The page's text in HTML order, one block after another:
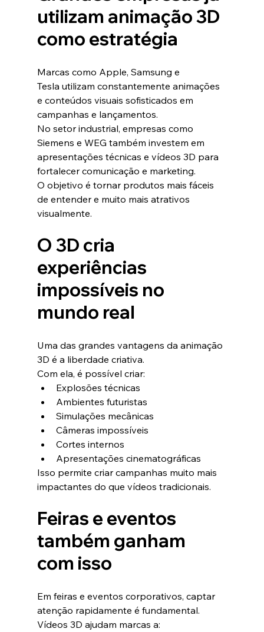
utilizam animação 3D
como estratégia
Marcas como Apple, Samsung e
Tesla utilizam constantemente animações
e conteúdos visuais sofisticados em
campanhas e lançamentos.
No setor industrial, empresas como
Siemens e WEG também investem em
apresentações técnicas e vídeos 3D para
fortalecer comunicação e marketing.
O objetivo é tornar produtos mais fáceis
de entender e muito mais atrativos
visualmente.
O 3D cria
experiências
impossíveis no
mundo real
Uma das grandes vantagens da animação
3D é a liberdade criativa.
Com ela, é possível criar:
Explosões técnicas
Ambientes futuristas
Simulações mecânicas
Câmeras impossíveis
Cortes internos
Apresentações cinematográficas
Isso permite criar campanhas muito mais
impactantes do que vídeos tradicionais.
Feiras e eventos
também ganham
com isso
Em feiras e eventos corporativos, captar
atenção rapidamente é fundamental.
Vídeos 3D ajudam marcas a: